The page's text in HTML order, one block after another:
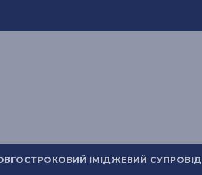
ІМІДЖЕВИЙ СУПРОВІД